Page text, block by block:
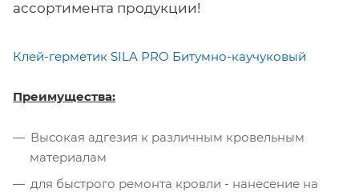
ассортимента продукции!
Клей-герметик SILA PRO Битумно-каучуковый
Преимущества:
Высокая адгезия к различным кровельным
материалам
для быстрого ремонта кровли - нанесение на